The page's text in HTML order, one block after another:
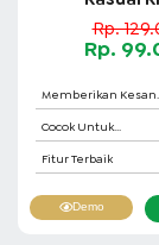
Rp.
Rp.
Memberikan
Cocok Untuk...
Fitur Terbaik
Demo